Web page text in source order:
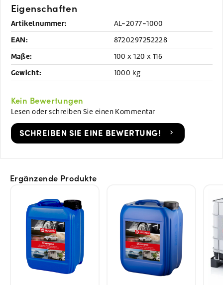
Eigenschaften
Artikelnummer: AL-2077-1000
EAN: 8720297252228
Maße: 100 x 120 x 116
Gewicht: 1000 kg
Kein Bewertungen
Lesen oder schreiben Sie einen Kommentar
SCHREIBEN SIE EINE BEWERTUNG!
Ergänzende Produkte